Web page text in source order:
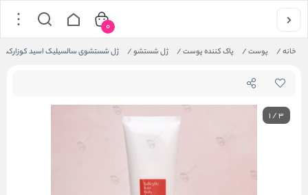
خانه/ پوست/ پاک کننده پوست/ ژل شستشو/ ژل شستشوی سالسیلیک اسید کوزارکس
0
1/3